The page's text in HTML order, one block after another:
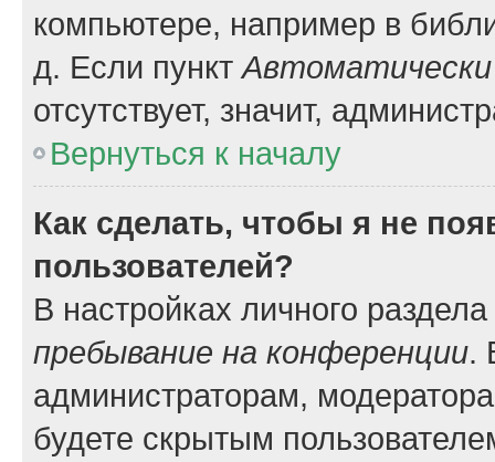
компьютере, например в
д. Если пункт
отсутствует, значит,
Вернуться к началу
Как сделать, чтобы я не
пользователей?
В настройках личного
пребывание на конференции.
администраторам,
будете скрытым